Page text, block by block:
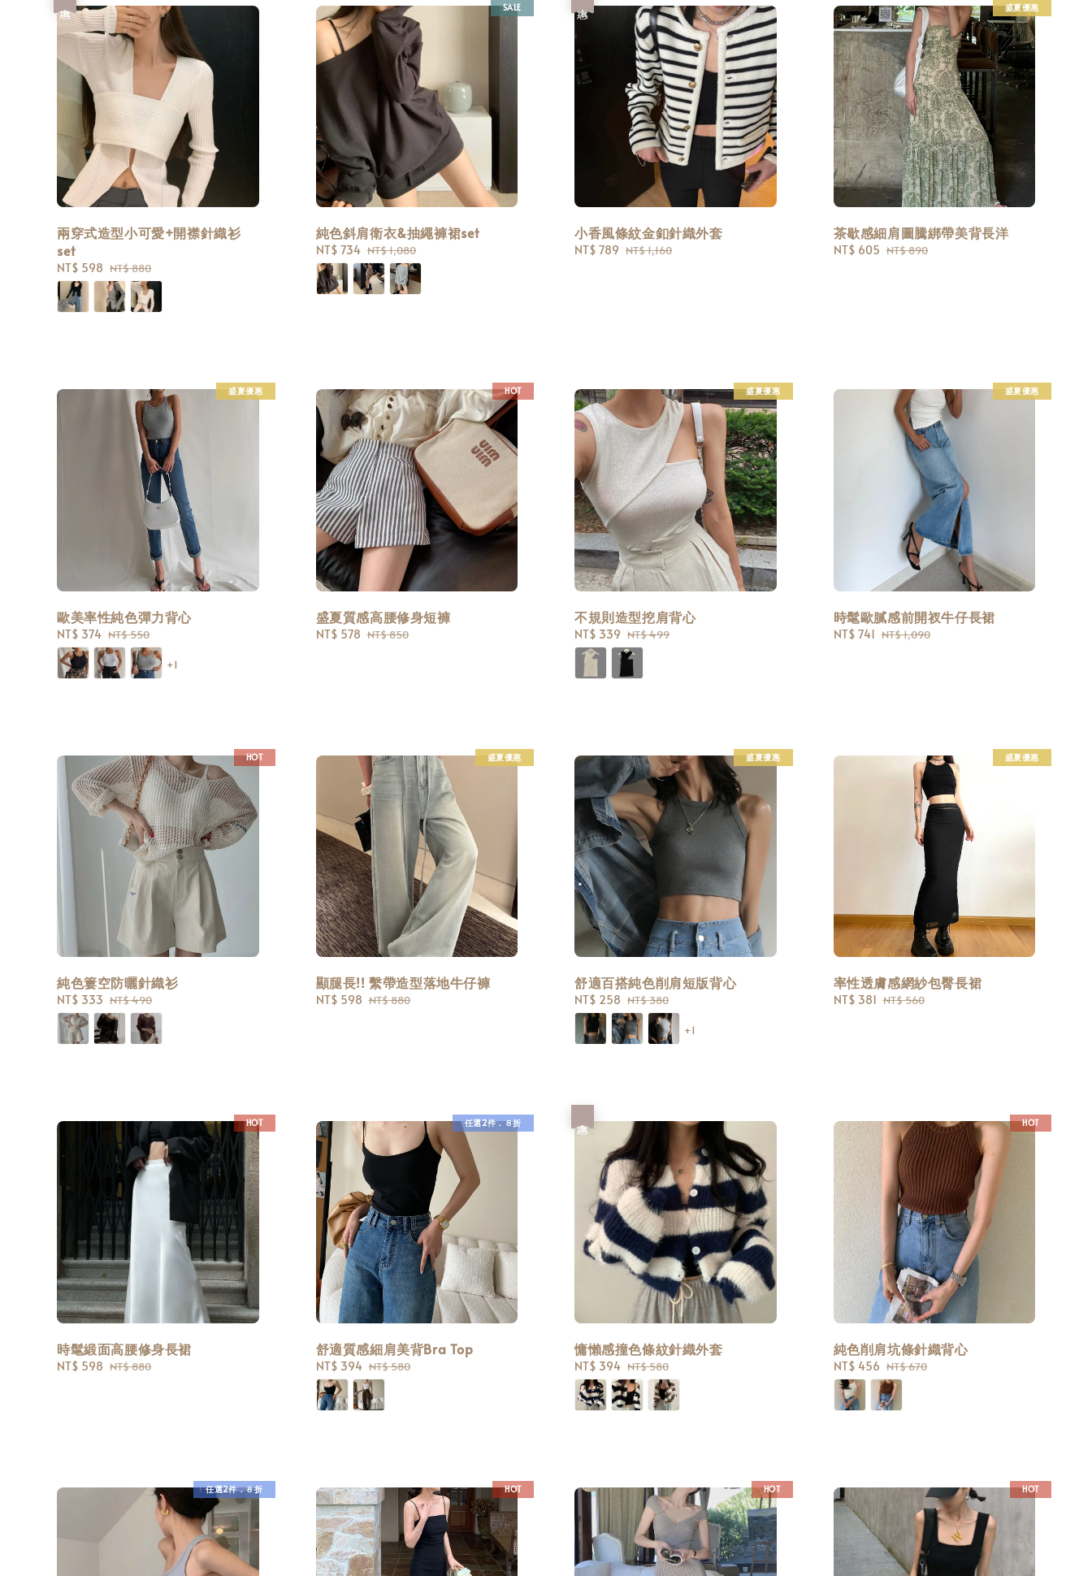
兩穿式造型小可愛+開襟針織衫
set
Sale
price
NT$ 598 Regular
price
NT$ 880
SALE
純色斜肩衛衣&抽繩褲裙set
Sale
price
NT$ 734 Regular
price
NT$ 1,080
小香風條紋金釦針織外套
Sale
NT$ 789 Regular
NT$ 1,160
盛夏優惠
茶歇感細肩圖騰綁帶美背長洋
Sale
NT$ 605 Regular
NT$ 890
盛夏優惠
歐美率性純色彈力背心
Sale
price
NT$ 374 Regular
price
NT$ 550
+1
HOT
盛夏質感高腰修身短褲
Sale
NT$ 578 Regular
NT$ 850
盛夏優惠
不規則造型挖肩背心
Sale
price
NT$ 339 Regular
price
NT$ 499
盛夏優惠
時髦歐膩感前開衩牛仔長裙
Sale
NT$ 741 Regular
NT$ 1,090
HOT
純色簍空防曬針織衫
Sale
price
NT$ 333 Regular
price
NT$ 490
盛夏優惠
顯腿長!! 繫帶造型落地牛仔褲
Sale
NT$ 598 Regular
NT$ 880
盛夏優惠
舒適百搭純色削肩短版背心
Sale
price
NT$ 258 Regular
price
NT$ 380
+1
盛夏優惠
率性透膚感網紗包臀長裙
Sale
NT$ 381 Regular
NT$ 560
HOT
時髦緞面高腰修身長裙
Sale
NT$ 598 Regular
NT$ 880
任選2件．８折
舒適質感細肩美背Bra Top
Sale
price
NT$ 394 Regular
price
NT$ 580
慵懶感撞色條紋針織外套
Sale
price
NT$ 394 Regular
price
NT$ 580
HOT
純色削肩坑條針織背心
Sale
price
NT$ 456 Regular
price
NT$ 670
任選2件．８折 HOT HOT HOT